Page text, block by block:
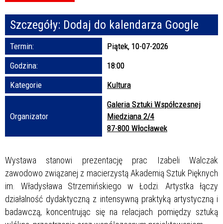
Promowane
Szczegóły: Dodaj do kalendarza Google
Termin:
Piątek, 10-07-2026
Godzina:
18:00
Kategorie
Kultura
Organizator
Galeria Sztuki Współczesnej
Miedziana 2/4
87-800 Włocławek
Wystawa stanowi prezentację prac Izabeli Walczak
zawodowo związanej z macierzystą Akademią Sztuk Pięknych
im. Władysława Strzemińskiego w Łodzi. Artystka łączy
działalność dydaktyczną z intensywną praktyką artystyczną i
badawczą, koncentrując się na relacjach pomiędzy sztuką